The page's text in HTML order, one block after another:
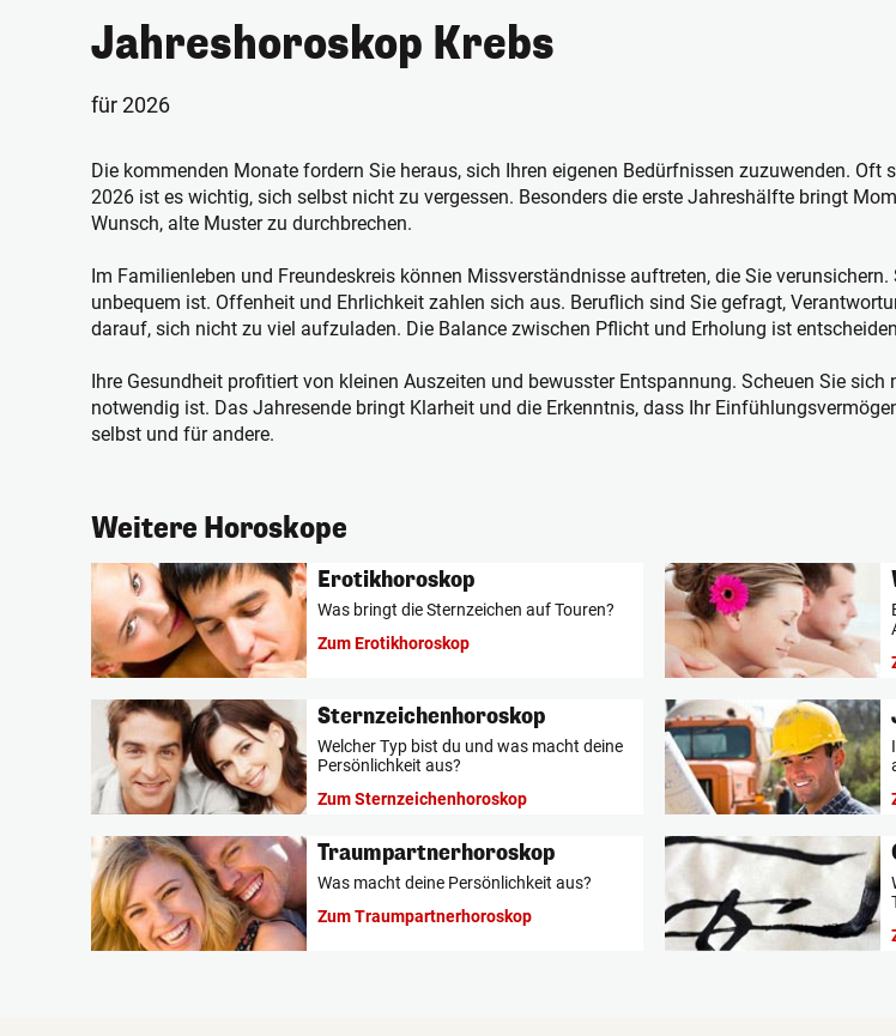
Jahreshoroskop Krebs
für 2026
Die kommenden Monate fordern Sie heraus, sich Ihren eigenen Bedürfnissen zuzuwenden. Oft
2026 ist es wichtig, sich selbst nicht zu vergessen. Besonders die erste Jahreshälfte bringt
Wunsch, alte Muster zu durchbrechen.
Im Familienleben und Freundeskreis können Missverständnisse auftreten, die Sie
unbequem ist. Offenheit und Ehrlichkeit zahlen sich aus. Beruflich sind Sie gefragt,
darauf, sich nicht zu viel aufzuladen. Die Balance zwischen Pflicht und Erholung ist
Ihre Gesundheit profitiert von kleinen Auszeiten und bewusster Entspannung. Scheuen Sie
notwendig ist. Das Jahresende bringt Klarheit und die Erkenntnis, dass Ihr
selbst und für andere.
Weitere Horoskope
Erotikhoroskop
Was bringt die Sternzeichen auf Touren?
Zum Erotikhoroskop
Sternzeichenhoroskop
Welcher Typ bist du und was macht deine
Persönlichkeit aus?
Zum Sternzeichenhoroskop
Traumpartnerhoroskop
Was macht deine Persönlichkeit aus?
Zum Traumpartnerhoroskop